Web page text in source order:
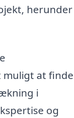
herunder
muligt at finde
i
og